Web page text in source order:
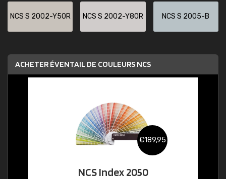
NCS S 2002-Y50R NCS S 2002-Y80R NCS S 2005-B
ACHETER ÉVENTAIL DE COULEURS NCS
€189,95
NCS Index 2050